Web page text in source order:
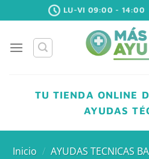
al
contenido
LU-VI 09:00 - 14:00
TU TIENDA ONLINE
AYUDAS
Inicio / AYUDAS TECNICAS